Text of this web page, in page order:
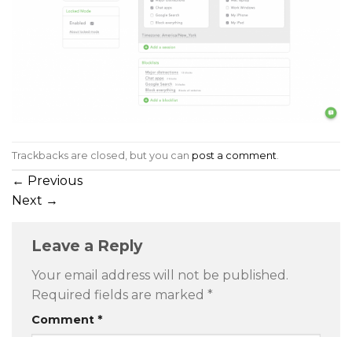
Trackbacks are closed, but you can post a comment
← Previous
Next →
Leave a Reply
Your email address will not be published.
Required fields are marked *
Comment *